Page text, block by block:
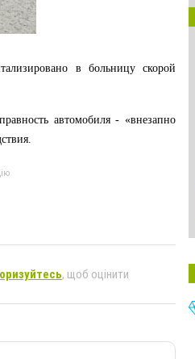
в больницу скорой
автомобиля - «внезапно
, щоб оцінити